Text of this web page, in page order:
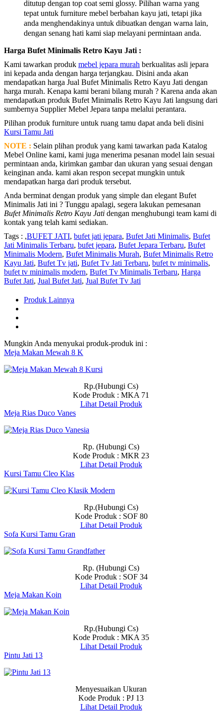
ditutup dengan top coat semi glossy. Pilihan warna yang
tepat untuk furniture mebel berbahan kayu jati, tetapi jika
anda menghendakinya untuk dibuatkan dengan warna lain,
dengan senang hati kami siap melayani permintaan anda.
Harga Bufet Minimalis Retro Kayu Jati :
Kami tawarkan produk mebel jepara murah berkualitas asli jepara
ini kepada anda dengan harga terjangkau. Disini anda akan
mendapatkan harga Jual Bufet Minimalis Retro Kayu Jati dengan
harga murah. Kenapa kami berani bilang murah ? Karena anda akan
mendapatkan produk Bufet Minimalis Retro Kayu Jati langsung dari
sumbernya Supplier Mebel Jepara tanpa melalui perantara.
Pilihan produk furniture untuk ruang tamu dapat anda beli disini
Kursi Tamu Jati
NOTE : Selain plihan produk yang kami tawarkan pada Katalog
Mebel Online kami, kami juga menerima pesanan model lain sesuai
permintaan anda, kirimkan gambar dan ukuran yang sesuai dengan
keinginan anda. kami akan respon secepat mungkin untuk
mendapatkan harga dari produk tersebut.
Anda berminat dengan produk yang simple dan elegant Bufet
Minimalis Jati ini ? Tunggu apalagi, segera lakukan pemesanan
Bufet Minimalis Retro Kayu Jati dengan menghubungi team kami di
kontak yang telah kami sediakan.
Tags : ,BUFET JATI, bufet jati jepara, Bufet Jati Minimalis, Bufet
Jati Minimalis Terbaru, bufet jepara, Bufet Jepara Terbaru, Bufet
Minimalis Modern, Bufet Minimalis Murah, Bufet Minimalis Retro
Kayu Jati, Bufet Tv jati, Bufet Tv Jati Terbaru, bufet tv minimalis,
bufet tv minimalis modern, Bufet Tv Minimalis Terbaru, Harga
Bufet Jati, Jual Bufet Jati, Jual Bufet Tv Jati
Produk Lainnya
Mungkin Anda menyukai produk-produk ini :
Meja Makan Mewah 8 K
Rp.(Hubungi Cs)
Kode Produk : MKA 71
Lihat Detail Produk
Meja Rias Duco Vanes
Rp. (Hubungi Cs)
Kode Produk : MKR 23
Lihat Detail Produk
Kursi Tamu Cleo Klas
Rp.(Hubungi Cs)
Kode Produk : SOF 80
Lihat Detail Produk
Sofa Kursi Tamu Gran
Rp. (Hubungi Cs)
Kode Produk : SOF 34
Lihat Detail Produk
Meja Makan Koin
Rp.(Hubungi Cs)
Kode Produk : MKA 35
Lihat Detail Produk
Pintu Jati 13
Menyesuaikan Ukuran
Kode Produk : PJ 13
Lihat Detail Produk